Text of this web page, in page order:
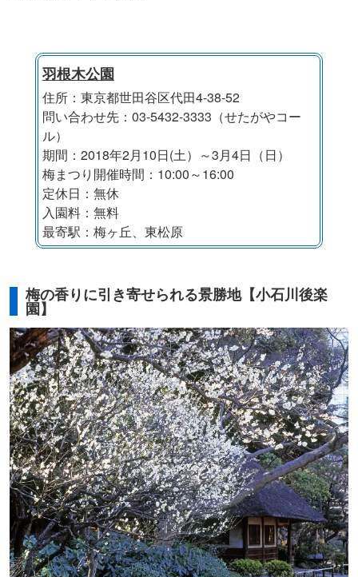
羽根木公園
住所：東京都世田谷区代田4-38-52
問い合わせ先：03-5432-3333（せたがやコー
ル）
期間：2018年2月10日(土）～3月4日（日）
梅まつり開催時間：10:00～16:00
定休日：無休
入園料：無料
最寄駅：梅ヶ丘、東松原
梅の香りに引き寄せられる景勝地【小石川後楽
園】